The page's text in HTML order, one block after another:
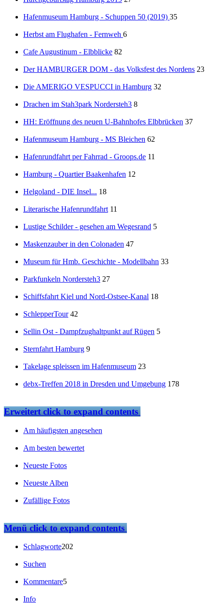
Hafenmuseum Hamburg - Schuppen 50 (2019) 35
Herbst am Flughafen - Fernweh 6
Cafe Augustinum - Elbblicke 82
Der HAMBURGER DOM - das Volksfest des Nordens 23
Die AMERIGO VESPUCCI in Hamburg 32
Drachen im Stah3park Nordersteh3 8
HH: Eröffnung des neuen U-Bahnhofes Elbbrücken 37
Hafenmuseum Hamburg - MS Bleichen 62
Hafenrundfahrt per Fahrrad - Groops.de 11
Hamburg - Quartier Baakenhafen 12
Helgoland - DIE Insel... 18
Literarische Hafenrundfahrt 11
Lustige Schilder - gesehen am Wegesrand 5
Maskenzauber in den Colonaden 47
Museum für Hmb. Geschichte - Modellbahn 33
Parkfunkeln Nordersteh3 27
Schiffsfahrt Kiel und Nord-Ostsee-Kanal 18
SchlepperTour 42
Sellin Ost - Dampfzughaltpunkt auf Rügen 5
Sternfahrt Hamburg 9
Takelage spleissen im Hafenmuseum 23
debx-Treffen 2018 in Dresden und Umgebung 178
Erweitertclick to expand contents
Am häufigsten angesehen
Am besten bewertet
Neueste Fotos
Neueste Alben
Zufällige Fotos
Menüclick to expand contents
Schlagworte202
Suchen
Kommentare5
Info